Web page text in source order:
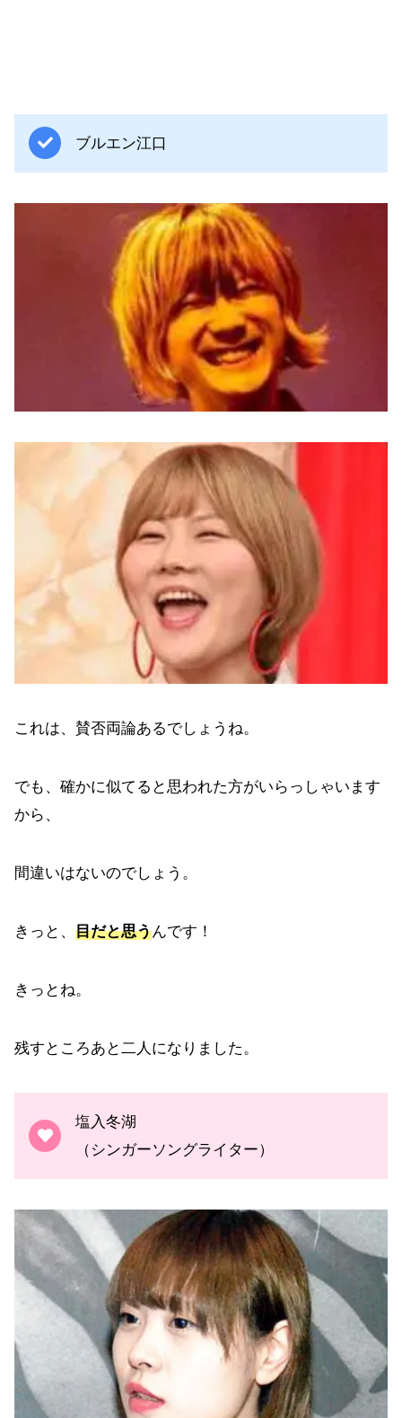
ブルエン江口
これは、賛否両論あるでしょうね。
でも、確かに似てると思われた方がいらっしゃいます
から、
間違いはないのでしょう。
きっと、 目だと思うんです！
きっとね。
残すところあと二人になりました。
塩入冬湖
（シンガーソングライター）